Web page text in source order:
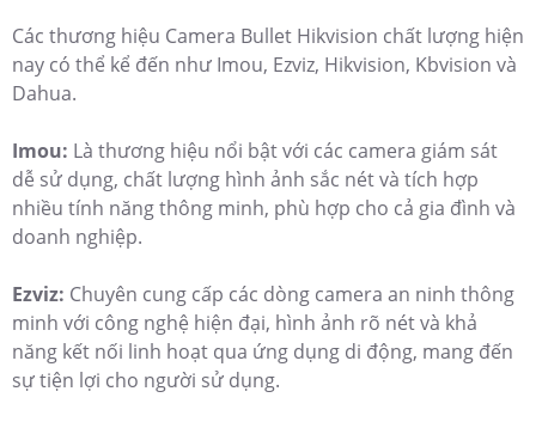
Các thương hiệu Camera Bullet Hikvision chất lượng hiện
nay có thể kể đến như Imou, Ezviz, Hikvision, Kbvision và
Dahua.
Imou: Là thương hiệu nổi bật với các camera giám sát
dễ sử dụng, chất lượng hình ảnh sắc nét và tích hợp
nhiều tính năng thông minh, phù hợp cho cả gia đình và
doanh nghiệp.
Ezviz: Chuyên cung cấp các dòng camera an ninh thông
minh với công nghệ hiện đại, hình ảnh rõ nét và khả
năng kết nối linh hoạt qua ứng dụng di động, mang đến
sự tiện lợi cho người sử dụng.